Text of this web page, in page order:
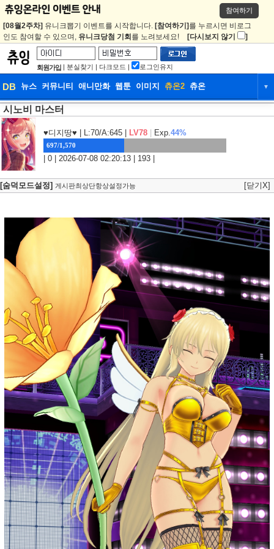
참여하기
[08월2주차] 유니크뽑기 이벤트를 시작합니다. [참여하기] 를 누르시면 비로그
인도 참여할 수 있으며, 유니크당첨 기회 를 노려보세요! [다시보지 않기 ]
회원가입 | 분실찾기 | 다크모드 | 로그인유지
DB 뉴스 커뮤니티 애니만화 웹툰 이미지 츄온2 츄온 ▼
DB
웹툰 이미지 츄온2
시노비 마스터
♥디지땅♥ | L:70/A:645 | LV78 Exp.44%
697/1,570
| 0 | 2026-07-08 02:20:13 | 193 |
[숨덕모드설정] 게시판최상단항상설정가능 [닫기X]